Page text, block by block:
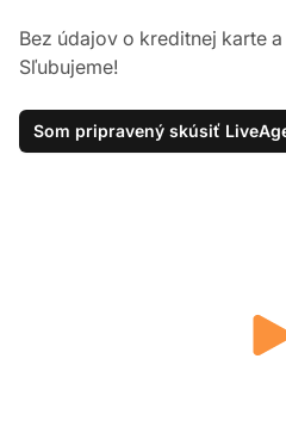
Bez údajov o kreditnej karte
Sľubujeme!
Som pripravený skúsiť